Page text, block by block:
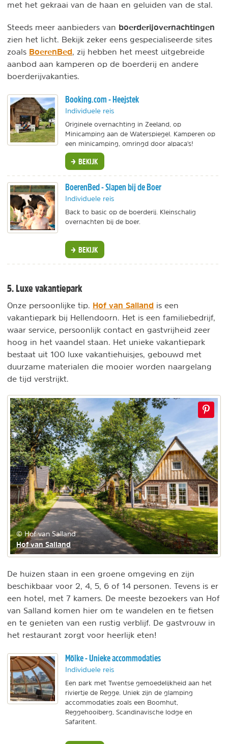
met het gekraai van de haan en geluiden van de stal.
Steeds meer aanbieders van boerderijovernachtingen
zien het licht. Bekijk zeker eens gespecialiseerde sites
zoals BoerenBed , zij hebben het meest uitgebreide
aanbod aan kamperen op de boerderij en andere
boerderijvakanties.
Booking.com - Heejstek
Individuele reis
Originele overnachting in Zeeland, op
Minicamping aan de Waterspiegel. Kamperen op
een minicamping, omringd door alpaca's!
BEKIJK
BoerenBed - Slapen bij de Boer
Individuele reis
Back to basic op de boerderij. Kleinschalig
overnachten bij de boer.
BEKIJK
5. Luxe vakantiepark
Onze persoonlijke tip. Hof van Salland is een
vakantiepark bij Hellendoorn. Het is een familiebedrijf,
waar service, persoonlijk contact en gastvrijheid zeer
hoog in het vaandel staan. Het unieke vakantiepark
bestaat uit 100 luxe vakantiehuisjes, gebouwd met
duurzame materialen die mooier worden naargelang
de tijd verstrijkt.
© Hof van Salland
Hof van Salland
De huizen staan in een groene omgeving en zijn
beschikbaar voor 2, 4, 5, 6 of 14 personen. Tevens is er
een hotel, met 7 kamers. De meeste bezoekers van Hof
van Salland komen hier om te wandelen en te fietsen
en te genieten van een rustig verblijf. De gastvrouw in
het restaurant zorgt voor heerlijk eten!
Mölke - Unieke accommodaties
Individuele reis
Een park met Twentse gemoedelijkheid aan het
riviertje de Regge. Uniek zijn de glamping
accommodaties zoals een Boomhut,
Reggehooiberg, Scandinavische lodge en
Safaritent.